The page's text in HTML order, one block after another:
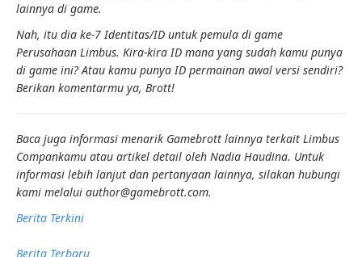
lainnya di game.
Nah, itu dia ke-7Identitas/ID untuk pemula di game
Perusahaan Limbus. Kira-kira ID mana yang sudah kamu punya
di game ini? Atau kamu punya ID permainan awal versi sendiri?
Berikan komentarmu ya, Brott!
Baca juga informasi menarik Gamebrott lainnya terkait Limbus
Compankamu atau artikel detail oleh Nadia Haudina. Untuk
informasi lebih lanjut dan pertanyaan lainnya, silakan hubungi
kami melalui author@gamebrott.com.
Berita Terkini
Berita Terbaru